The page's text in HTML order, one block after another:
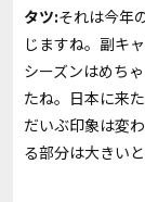
タツ:それは今年
じますね。副キ
シーズンはめち
たね。日本に来
だいぶ印象は変
る部分は大きいと